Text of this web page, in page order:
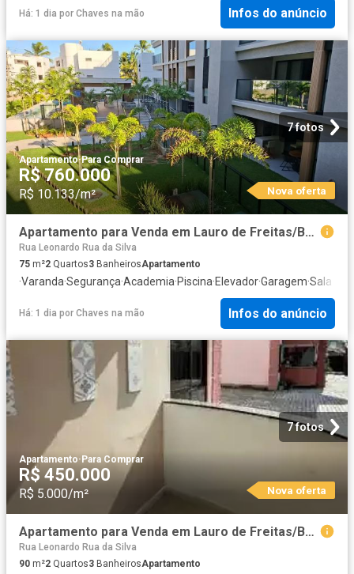
Há: 1 dia por Chaves na mão Infos do anúncio
7 fotos
Apartamento·Para Comprar
R$ 760.000
R$ 10.133/m² Nova oferta
Apartamento para Venda em Lauro de Freitas/BA Vilas do Atlantico 2 Quartos
Rua Leonardo Rua da Silva
75 m²2 Quartos3 BanheirosApartamento
·Varanda·Segurança·Academia·Piscina·Elevador·Garagem·Sala de
Há: 1 dia por Chaves na mão Infos do anúncio
7 fotos
Apartamento· Para Comprar
R$ 450.000
R$ 5.000/m² Nova oferta
Apartamento para Venda em Lauro de Freitas/BA Pitangueiras 2 Quartos
Rua Leonardo Rua da Silva
90 m²2 Quartos3 BanheirosApartamento